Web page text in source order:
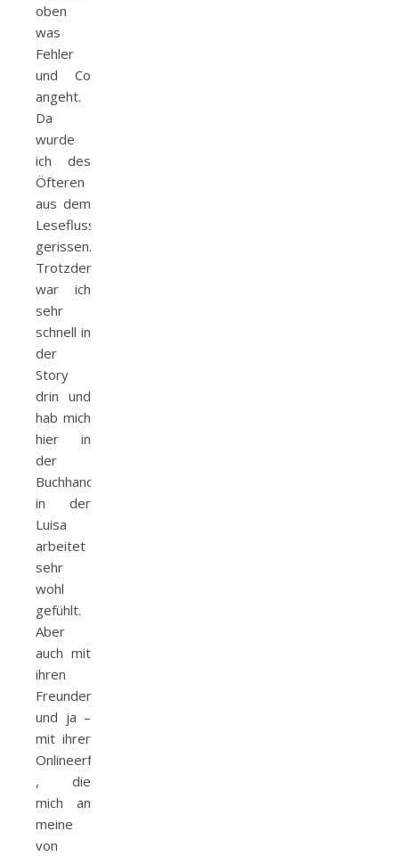
oben
was
Fehler
und Co
angeht.
Da
wurde
ich des
Öfteren
aus dem
Lesefluss
gerissen..
Trotzdem
war ich
sehr
schnell in
der
Story
drin und
hab mich
hier in
der
Buchhandlung,
in der
Luisa
arbeitet
sehr
wohl
gefühlt.
Aber
auch mit
ihren
Freunden
und ja –
mit ihrer
Onlineerfahrung
, die
mich an
meine
von